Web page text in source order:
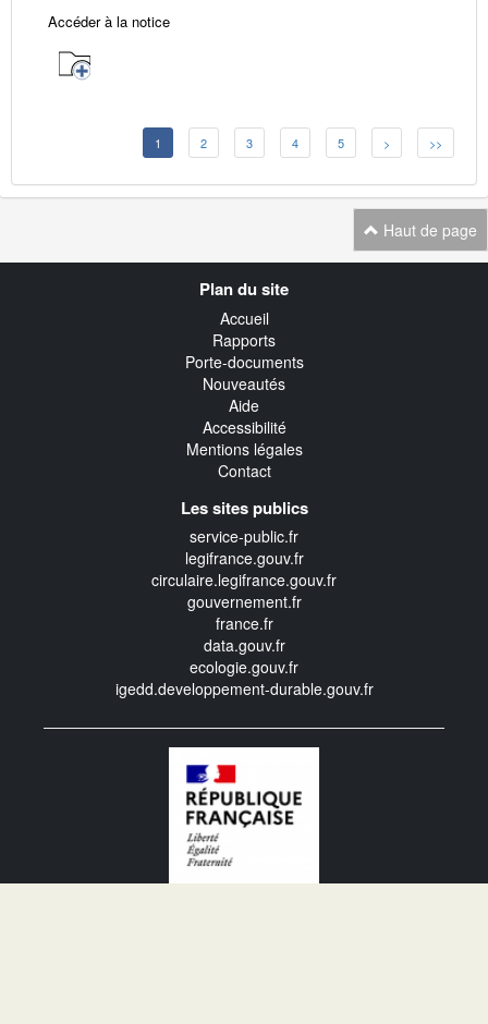
Accéder à la notice
1 2 3 4 5 > >>
Haut de page
Plan du site
Accueil
Rapports
Porte-documents
Nouveautés
Aide
Accessibilité
Mentions légales
Contact
Les sites publics
service-public.fr
legifrance.gouv.fr
circulaire.legifrance.gouv.fr
gouvernement.fr
france.fr
data.gouv.fr
ecologie.gouv.fr
igedd.developpement-durable.gouv.fr